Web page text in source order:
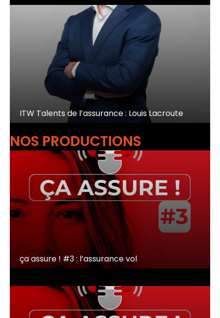
ITW Talents de l’assurance : Louis Lacroute
NOS PRODUCTIONS
ça assure ! #3 : l’assurance vol